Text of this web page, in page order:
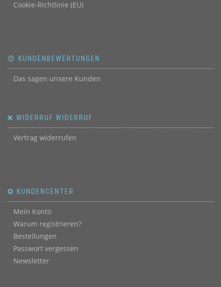
Cookie-Richtlinie (EU)
😍 KUNDENBEWERTUNGEN
Das sagen unsere Kunden
❌ WIDERRUF WIDERRUF
Vertrag widerrufen
✪ KUNDENCENTER
Mein Konto
Warum registrieren?
Bestellungen
Passwort vergessen
Newsletter